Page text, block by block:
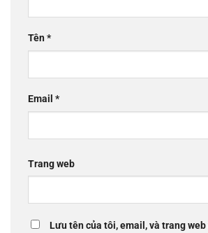
Tên*
Email *
Trang web
Lưu tên của tôi, email, và trang